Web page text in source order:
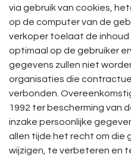
via gebruik van cookies,
op de computer van de
verkoper toelaat de
optimaal op de gebruiker
gegevens zullen niet
organisaties die
verbonden.
1992 ter bescherming van
inzake persoonlijke
allen tijde het recht om die
wijzigen, te verbeteren en